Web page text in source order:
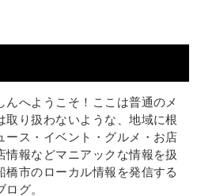
んへようこそ！ここは普通のメ
取り扱わないような、地域に根
ース・イベント・グルメ・お店
情報などマニアックな情報を扱
橋市のローカル情報を発信する
ログ。